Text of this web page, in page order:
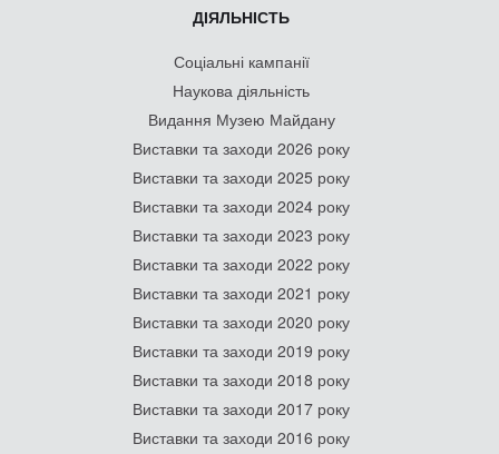
ДІЯЛЬНІСТЬ
Соціальні кампанії
Наукова діяльність
Видання Музею Майдану
Виставки та заходи 2026 року
Виставки та заходи 2025 року
Виставки та заходи 2024 року
Виставки та заходи 2023 року
Виставки та заходи 2022 року
Виставки та заходи 2021 року
Виставки та заходи 2020 року
Виставки та заходи 2019 року
Виставки та заходи 2018 року
Виставки та заходи 2017 року
Виставки та заходи 2016 року